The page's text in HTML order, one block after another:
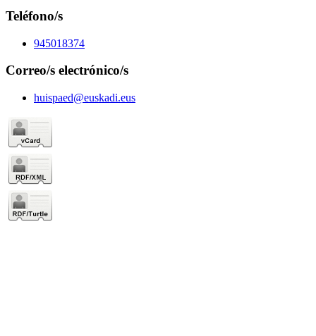
Teléfono/s
945018374
Correo/s electrónico/s
huispaed@euskadi.eus